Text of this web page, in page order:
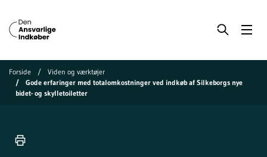
Forside
Viden og værktøjer
Gode erfaringer med totalomkostninger ved indkøb af Silkeborgs nye
bidet- og skylletoiletter